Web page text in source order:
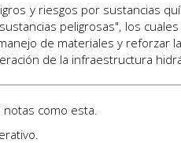
y riesgos por sustancias
peligrosas", los
de materiales y reforzar
de la infraestructura
notas como esta.
.